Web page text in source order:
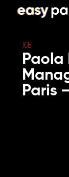
JOB
Paola
Paris